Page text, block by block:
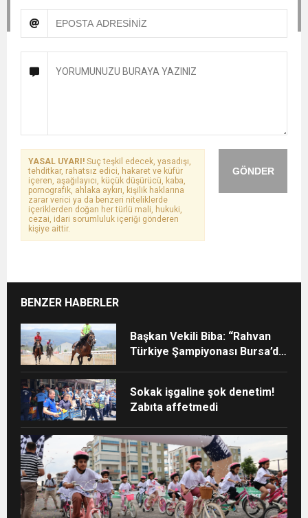
GÖNDER
YASAL UYARI! Suç teşkil edecek, yasadışı,
tehditkar, rahatsız edici, hakaret ve küfür
içeren, aşağılayıcı, küçük düşürücü, kaba,
pornografik, ahlaka aykırı, kişilik haklarına
zarar verici ya da benzeri niteliklerde
içeriklerden doğan her türlü mali, hukuki,
cezai, idari sorumluluk içeriği gönderen
kişiye aittir.
BENZER HABERLER
Başkan Vekili Biba: “Rahvan
Türkiye Şampiyonası Bursa’da
Sokak işgaline şok denetim!
Zabıta affetmedi